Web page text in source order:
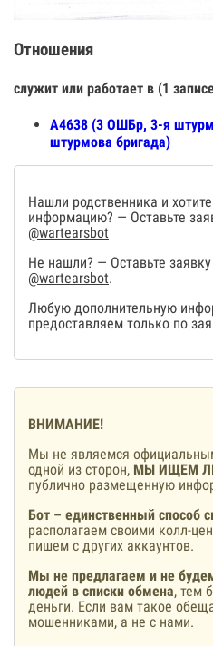
Отношения
служит или работает в (1
А4638 (3 ОШБр, 3-я
штурмова бригада)
Нашли родственника и
информацию? — Оставьте
@wartearsbot
Не нашли? — Оставьте
@wartearsbot.
Любую дополнительную
предоставляем только по
ВНИМАНИЕ!
Мы не являемся
одной из сторон, МЫ ИЩЕМ
публично размещенную
Бот – единственный способ
располагаем своими колл-
пишем с других аккаунтов.
Мы не предлагаем и не
людей в списки обмена, тем
деньги. Если вам такое
мошенниками, а не с нами.